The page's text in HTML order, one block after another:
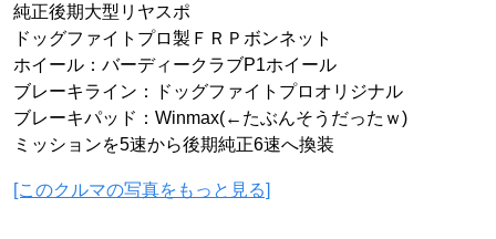
純正後期大型リヤスポ
ドッグファイトプロ製ＦＲＰボンネット
ホイール：バーディークラブP1ホイール
ブレーキライン：ドッグファイトプロオリジナル
ブレーキパッド：Winmax(←たぶんそうだったｗ)
ミッションを5速から後期純正6速へ換装
[このクルマの写真をもっと見る]